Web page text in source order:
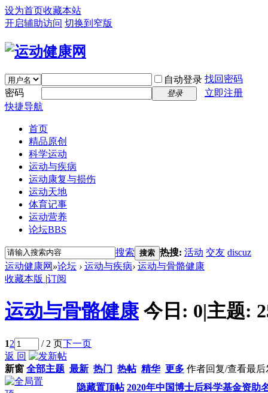
设为首页收藏本站
开启辅助访问 切换到窄版
自动登录 找回密码
密码
登录
立即注册
快捷导航
首页
精品原创
科学运动
运动与疾病
运动康复与损伤
运动天地
体育记事
运动营养
论坛BBS
搜索 搜索 热搜: 活动 交友 discuz
运动健康网 »论坛 › 运动与疾病› 运动与骨骼健康
收藏本版 |订阅
运动与骨骼健康 今日: 0|主题:
12 / 2 页下一页
返 回
新窗 全部主题 最新 热门 热帖 精华 更多 作者回复/查看最后
隐藏置顶帖 2020年中国博士后科学基金资助